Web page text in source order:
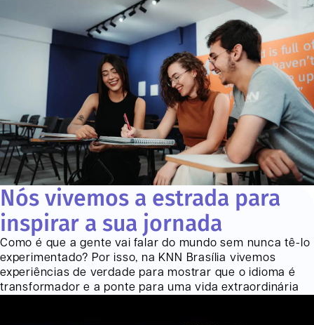
Nós vivemos a estrada para
inspirar a sua jornada
Como é que a gente vai falar do mundo sem nunca tê-lo
experimentado? Por isso, na KNN Brasília vivemos
experiências de verdade para mostrar que o idioma é
transformador e a ponte para uma vida extraordinária